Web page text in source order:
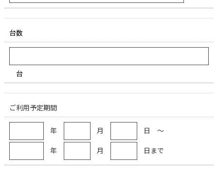
台数
台
ご利用予定期間
年 月 日 ～
年 月 日まで